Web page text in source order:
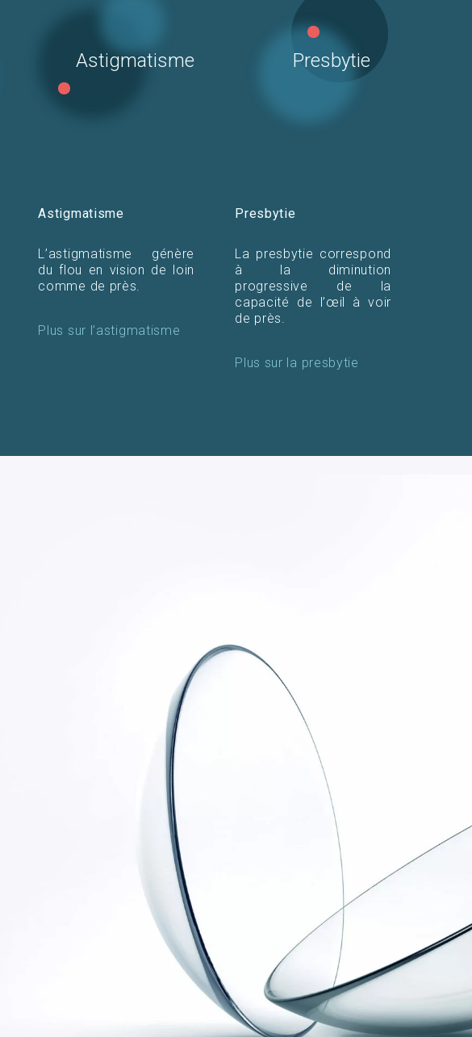
Astigmatisme
Astigmatisme
L’astigmatisme génère
du flou en vision de loin
comme de près.
Plus sur l’astigmatisme
Presbytie
Presbytie
La presbytie correspond
à la diminution
progressive de la
capacité de l’œil à voir
de près.
Plus sur la presbytie